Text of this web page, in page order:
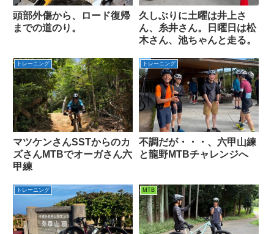
頭部外傷から、ロード復帰
までの道のり。
久しぶりに土曜は井上さ
ん、糸井さん。日曜日は松
木さん、池ちゃんと走る。
トレーニング
マツケンさんSSTからのカ
ズさんMTBでオーガさん六
甲練
トレーニング
不調だが・・・、六甲山練
と龍野MTBチャレンジへ
トレーニング MTB